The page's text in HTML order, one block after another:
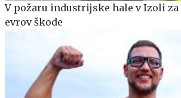
V požaru industrijske hale v Izoli za
evrov škode